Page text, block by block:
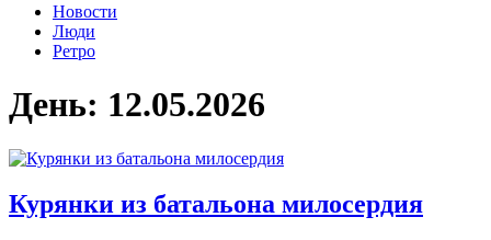
Новости
Люди
Ретро
День: 12.05.2026
Курянки из батальона милосердия